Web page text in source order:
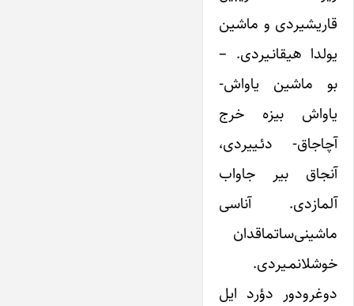
قاریشیردی و ماشین
یولدا هیقانـیردی. –
بو ماشین یاواش-
یاواش بیزه خرج
آچاجاق- دئـییردی،
آنجاق بیر جاواب
آلمازدی. آناسی
ماشینی‌ساتماقدان
خوشلانمـیردی.
دوغرودور دؤرد ایل